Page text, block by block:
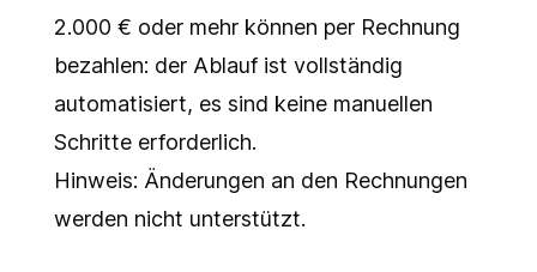
2.000 € oder mehr können per Rechnung
bezahlen: der Ablauf ist vollständig
automatisiert, es sind keine manuellen
Schritte erforderlich.
Hinweis: Änderungen an den Rechnungen
werden nicht unterstützt.